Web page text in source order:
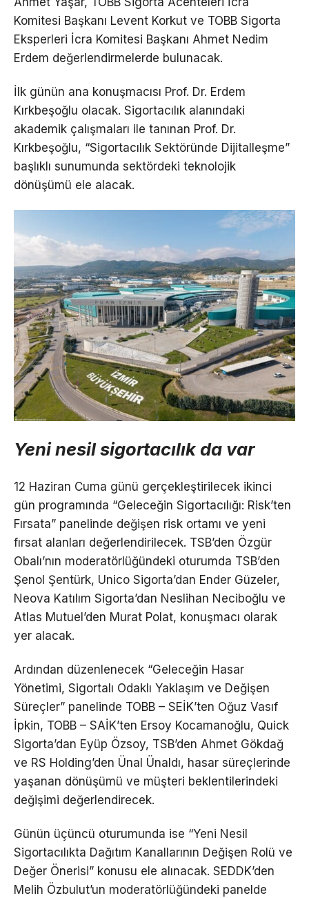
Komitesi Başkanı Levent Korkut ve TOBB Sigorta
Eksperleri İcra Komitesi Başkanı Ahmet Nedim
Erdem değerlendirmelerde bulunacak.
İlk günün ana konuşmacısı Prof. Dr. Erdem
Kırkbeşoğlu olacak. Sigortacılık alanındaki
akademik çalışmaları ile tanınan Prof. Dr.
Kırkbeşoğlu, “Sigortacılık Sektöründe Dijitalleşme”
başlıklı sunumunda sektördeki teknolojik
dönüşümü ele alacak.
Yeni nesil sigortacılık da var
12 Haziran Cuma günü gerçekleştirilecek ikinci
gün programında “Geleceğin Sigortacılığı: Risk’ten
Fırsata” panelinde değişen risk ortamı ve yeni
fırsat alanları değerlendirilecek. TSB’den Özgür
Obalı’nın moderatörlüğündeki oturumda TSB’den
Şenol Şentürk, Unico Sigorta’dan Ender Güzeler,
Neova Katılım Sigorta’dan Neslihan Neciboğlu ve
Atlas Mutuel’den Murat Polat, konuşmacı olarak
yer alacak.
Ardından düzenlenecek “Geleceğin Hasar
Yönetimi, Sigortalı Odaklı Yaklaşım ve Değişen
Süreçler” panelinde TOBB – SEİK’ten Oğuz Vasıf
İpkin, TOBB – SAİK’ten Ersoy Kocamanoğlu, Quick
Sigorta’dan Eyüp Özsoy, TSB’den Ahmet Gökdağ
ve RS Holding’den Ünal Ünaldı, hasar süreçlerinde
yaşanan dönüşümü ve müşteri beklentilerindeki
değişimi değerlendirecek.
Günün üçüncü oturumunda ise “Yeni Nesil
Sigortacılıkta Dağıtım Kanallarının Değişen Rolü ve
Değer Önerisi” konusu ele alınacak. SEDDK’den
Melih Özbulut’un moderatörlüğündeki panelde